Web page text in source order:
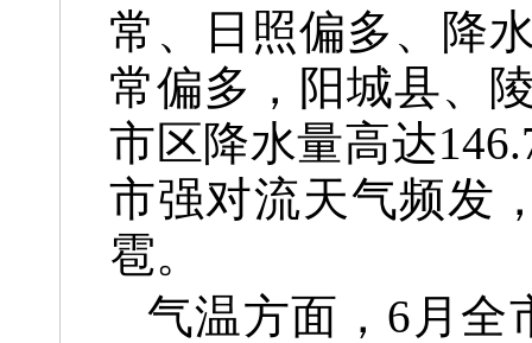
常、日照偏多、降
常偏多，阳城县、
市区降水量高达
市强对流天气频发
雹。
气温方面，6月